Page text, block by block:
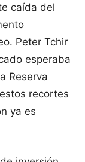
caída del
Peter Tchir
esperaba
Reserva
recortes
ya es